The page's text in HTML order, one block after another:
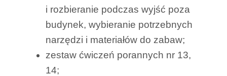
i rozbieranie podczas wyjść poza
budynek, wybieranie potrzebnych
narzędzi i materiałów do zabaw;
zestaw ćwiczeń porannych nr 13,
14;